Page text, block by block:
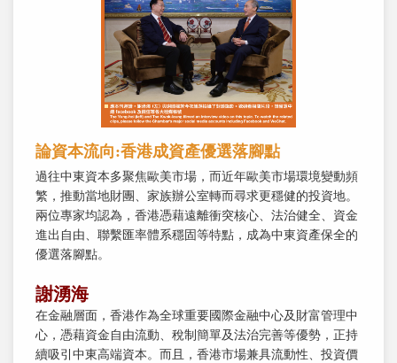
論資本流向:香港成資產優選落腳點
過往中東資本多聚焦歐美市場，而近年歐美市場環境變動頻
繁，推動當地財團、家族辦公室轉而尋求更穩健的投資地。
兩位專家均認為，香港憑藉遠離衝突核心、法治健全、資金
進出自由、聯繫匯率體系穩固等特點，成為中東資產保全的
優選落腳點。
謝湧海
在金融層面，香港作為全球重要國際金融中心及財富管理中
心，憑藉資金自由流動、稅制簡單及法治完善等優勢，正持
續吸引中東高端資本。而且，香港市場兼具流動性、投資價